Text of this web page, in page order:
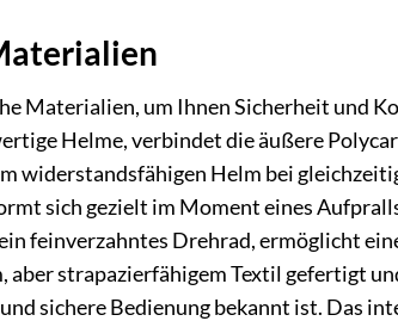
Materialien, um Ihnen Sicherheit und
Helme, verbindet die äußere
widerstandsfähigen Helm bei
sich gezielt im Moment eines
feinverzahntes Drehrad, ermöglicht
aber strapazierfähigem Textil gefertigt
sichere Bedienung bekannt ist. Das